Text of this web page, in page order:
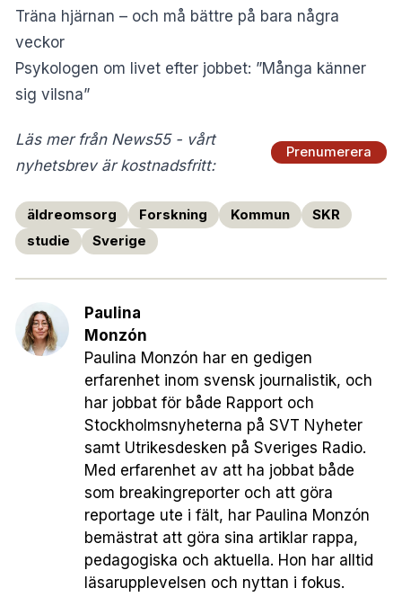
Träna hjärnan – och må bättre på bara några
veckor
Psykologen om livet efter jobbet: ”Många känner
sig vilsna”
Läs mer från News55 - vårt
nyhetsbrev är kostnadsfritt:
Prenumerera
äldreomsorg Forskning Kommun
SKR
studie
Sverige
Paulina
Monzón
Paulina Monzón har en gedigen
erfarenhet inom svensk journalistik, och
har jobbat för både Rapport och
Stockholmsnyheterna på SVT Nyheter
samt Utrikesdesken på Sveriges Radio.
Med erfarenhet av att ha jobbat både
som breakingreporter och att göra
reportage ute i fält, har Paulina Monzón
bemästrat att göra sina artiklar rappa,
pedagogiska och aktuella. Hon har alltid
läsarupplevelsen och nyttan i fokus.